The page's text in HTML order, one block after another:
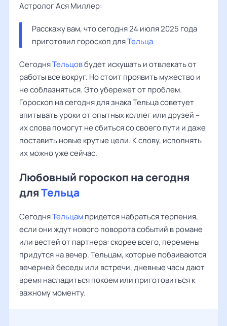
Астролог Ася Миллер:
Расскажу вам, что сегодня 24 июля 2025 года
приготовил гороскоп для Тельца
СегодняТельцовбудет искушать и отвлекать от
работы все вокруг. Но стоит проявить мужество и
не соблазняться. Это убережет от проблем.
Гороскоп на сегодня для знака Тельца советует
впитывать уроки от опытных коллег или друзей –
их слова помогут не сбиться со своего пути и даже
поставить новые крутые цели. К слову, исполнять
их можно уже сейчас.
Любовный гороскоп на сегодня
дляТельца
СегодняТельцампридется набраться терпения,
если они ждут нового поворота событий в романе
или вестей от партнера: скорее всего, перемены
придутся на вечер. Тельцам, которые побаиваются
вечерней беседы или встречи, дневные часы дают
время насладиться покоем или приготовиться к
важному моменту.